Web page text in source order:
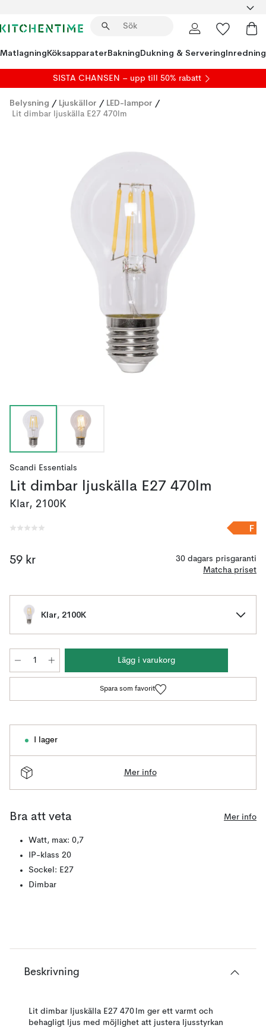
MatlagningKöksapparaterBakningDukning & ServeringInredning
SISTA CHANSEN – upp till 50% rabatt
Belysning / Ljuskällor / LED-lampor /
Lit dimbar ljuskälla E27 470lm
Scandi Essentials
Lit dimbar ljuskälla E27 470lm
Klar, 2100K
F
59 kr
30 dagars prisgaranti
Matcha priset
Klar, 2100K
Lägg i varukorg
Spara som favorit
I lager
Mer info
Bra att veta Mer info
Watt, max: 0,7
IP-klass 20
Sockel: E27
Dimbar
Beskrivning
Lit dimbar ljuskälla E27 470 lm ger ett varmt och
behagligt ljus med möjlighet att justera ljusstyrkan